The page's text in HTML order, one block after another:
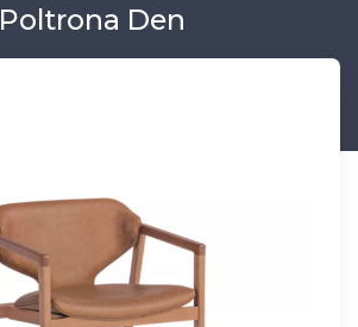
Poltrona Den